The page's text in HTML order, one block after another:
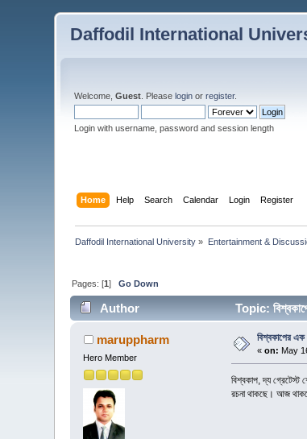
Daffodil International
Welcome,Guest . Pleaselogin orregister.
Login with username, password and session length
Home Help Search Calendar Login Register
Daffodil International University » Entertainment &
Pages: [1]Go Down
Author Topic:
maruppharm
Hero Member
বিশ্বকাপের
«on: May
বিশ্বকাপ, দ্য গ্রেটেস্ট
রচনা থাকছে। আজ